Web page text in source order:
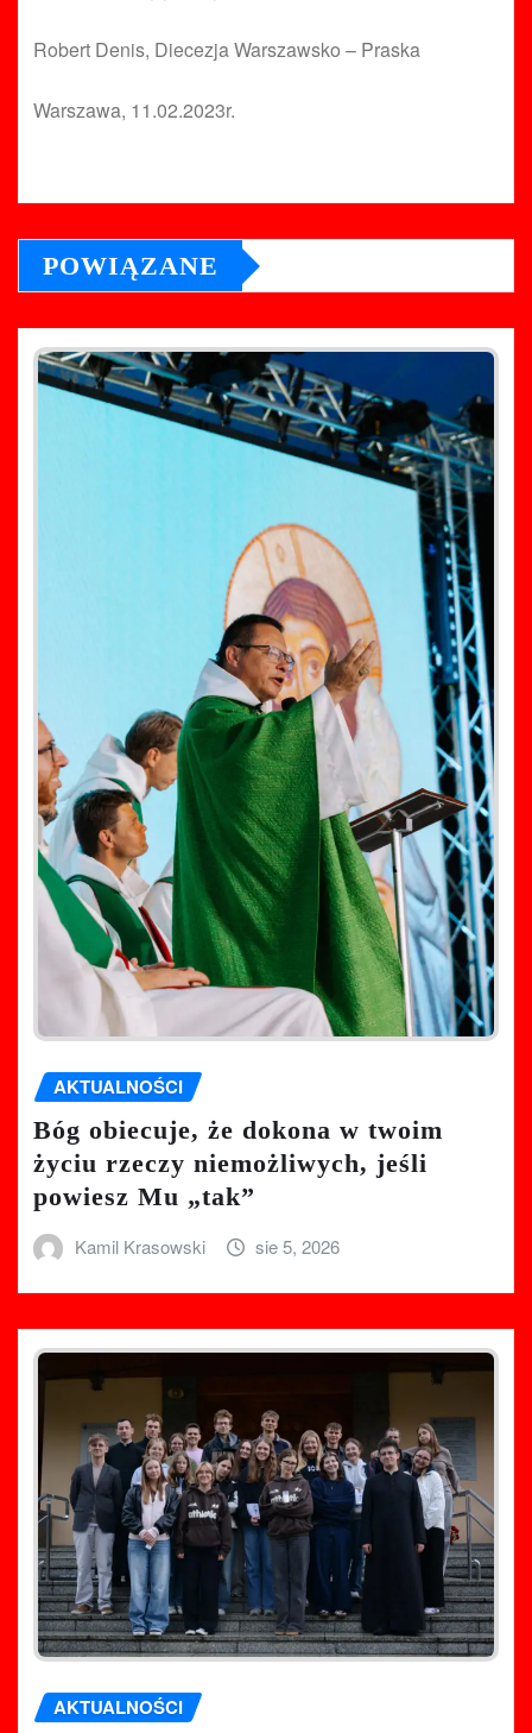
Robert Denis, Diecezja Warszawsko – Praska
Warszawa, 11.02.2023r.
POWIĄZANE
AKTUALNOŚCI
Bóg obiecuje, że dokona w twoim
życiu rzeczy niemożliwych, jeśli
powiesz Mu „tak”
Kamil Krasowski sie 5, 2026
AKTUALNOŚCI